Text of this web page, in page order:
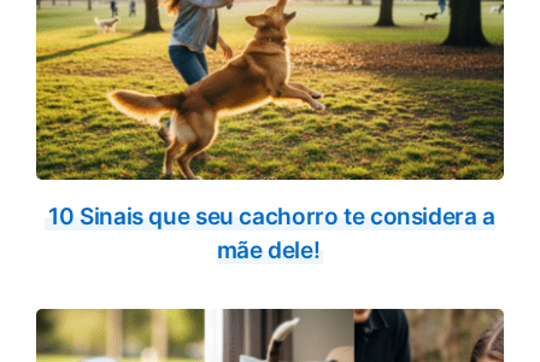
10 Sinais que seu cachorro te considera a
mãe dele!